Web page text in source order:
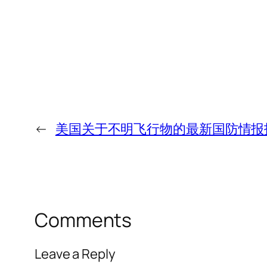
← 美国关于不明飞行物的最新国防情
Comments
Leave a Reply